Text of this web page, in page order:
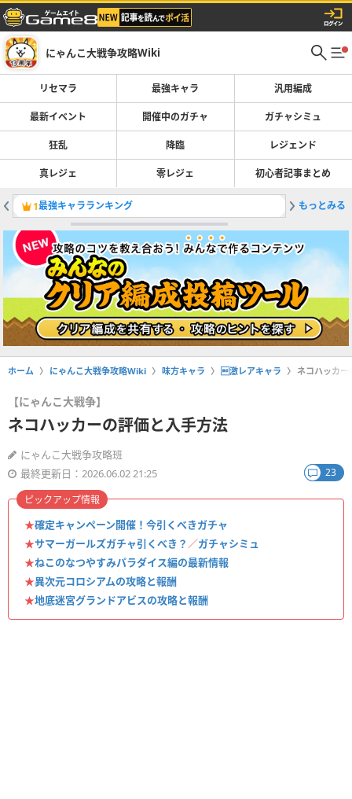
にゃんこ大戦争攻略Wiki
リセマラ 最強キャラ 汎用編成
最新イベント 開催中のガチャ ガチャシミュ
狂乱 降臨 レジェンド
真レジェ 零レジェ 初心者記事まとめ
1最強キャラランキング 2鉄腕！
もっとみる
ホーム にゃんこ大戦争攻略Wiki 味方キャラ 激レアキャラ ネコハッカ
【にゃんこ大戦争】
ネコハッカーの評価と入手方法
にゃんこ大戦争攻略班
最終更新日：2026.06.02 21:25
23
★確定キャンペーン開催！今引くべきガチャ
★サマーガールズガチャ引くべき？ ／ガチャシミュ
★ねこのなつやすみパラダイス編の最新情報
★異次元コロシアムの攻略と報酬
★地底迷宮グランドアビスの攻略と報酬
ピックアップ情報